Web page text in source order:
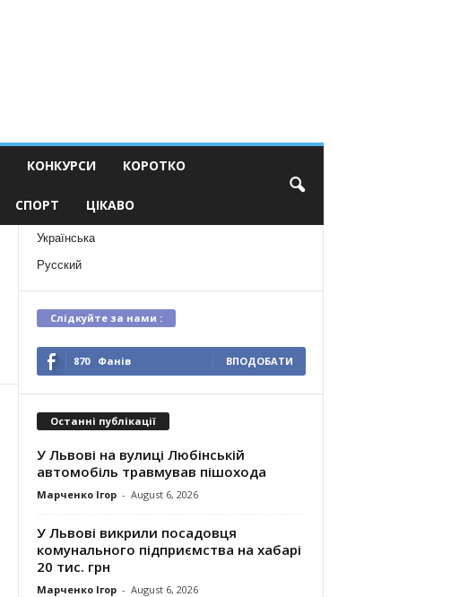
КОНКУРСИ КОРОТКО
СПОРТ ЦІКАВО
Українська
Русский
Слідкуйте за нами :
870 Фанів ВПОДОБАТИ
Останні публікації
У Львові на вулиці Любінській
автомобіль травмував пішохода
Марченко Ігор - August 6, 2026
У Львові викрили посадовця
комунального підприємства на хабарі
20 тис. грн
Марченко Ігор - August 6, 2026